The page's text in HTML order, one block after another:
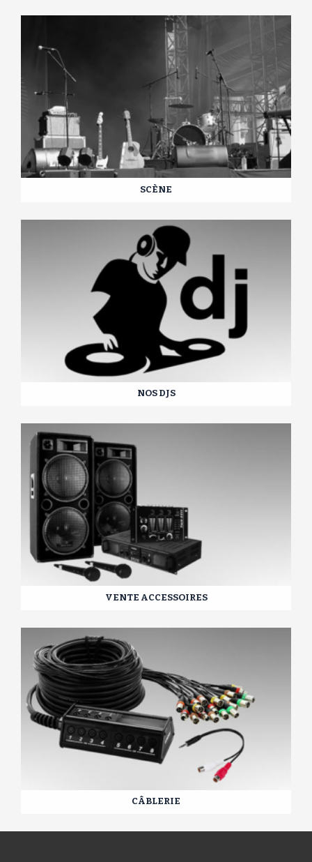
SCÈNE
NOS DJS
VENTE ACCESSOIRES
CÂBLERIE